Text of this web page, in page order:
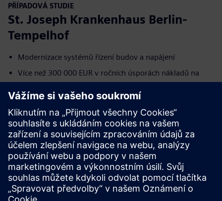
PŘÍPADOVÁ STUDIE
St. Joseph Krankenhaus Berlin-
Tempelhof
Modernizace systémů řízení budov a napájení
Více než 300 000 EUR v ročních úsporách nákladů na
energii
Více než 1300 tun CO2 ročně
Další informace